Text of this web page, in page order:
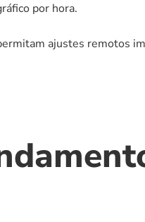
por hora.
ajustes remotos